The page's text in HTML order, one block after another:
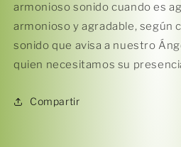
armonioso sonido cuando es
armonioso y agradable, según
sonido que avisa a nuestro
quien necesitamos su
Compartir
1 Agrega tu producto
pagar con Meses sin
2 En tu cuenta de
la cantidad de meses
Paga mes a mescon